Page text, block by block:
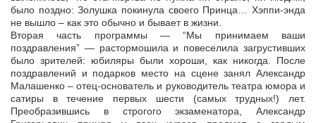
было поздно: Золушка покинула своего Принца… Хэппи-энда
не вышло – как это обычно и бывает в жизни.
Вторая часть программы — “Мы принимаем ваши
поздравления” — растормошила и повеселила загрустивших
было зрителей: юбиляры были хороши, как никогда. После
поздравлений и подарков место на сцене занял Александр
Малашенко – отец-основатель и руководитель театра юмора и
сатиры в течение первых шести (самых трудных!) лет.
Преобразившись в строгого экзаменатора, Александр